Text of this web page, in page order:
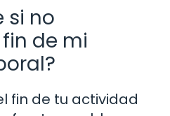
si no
de mi
fin de tu actividad